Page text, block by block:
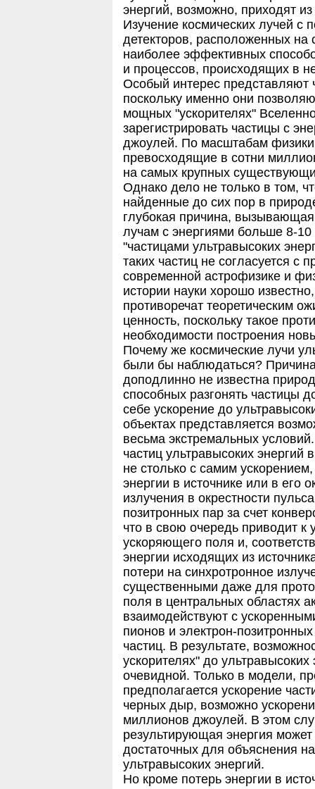
энергий, возможно, приходят
Изучение космических лучей
детекторов, расположенных на
наиболее эффективных
и процессов, происходящих в
Особый интерес представляют
поскольку именно они
мощных "ускорителях"
зарегистрировать частицы с
джоулей. По масштабам физики
превосходящие в сотни
на самых крупных
Однако дело не только в том,
найденные до сих пор в
глубокая причина,
лучам с энергиями больше 8-
"частицами ультравысоких
таких частиц не согласуется с
современной астрофизике и
истории науки хорошо
противоречат теоретическим
ценность, поскольку такое
необходимости построения
Почему же космические лучи
были бы наблюдаться?
доподлинно не известна
способных разгонять частицы
себе ускорение до
объектах представляется
весьма экстремальных
частиц ультравысоких энергий
не столько с самим
энергии в источнике или в его
излучения в окрестности
позитронных пар за счет
что в свою очередь приводит
ускоряющего поля и,
энергии исходящих из
потери на синхротронное
существенными даже для
поля в центральных областях
взаимодействуют с
пионов и электрон-
частиц. В результате,
ускорителях" до
очевидной. Только в модели,
предполагается ускорение
черных дыр, возможно
миллионов джоулей. В этом
результирующая энергия
достаточных для объяснения
ультравысоких энергий.
Но кроме потерь энергии в